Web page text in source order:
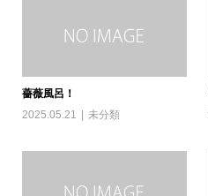
薔薇風呂！
2025.05.21
未分類